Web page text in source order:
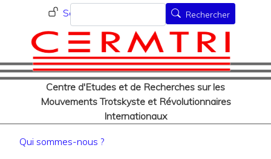
au
contenu
principal
Menu du compte de
Se connecter
Centre d'Etudes et de Recherches sur les
Mouvements Trotskyste et Révolutionnaires
Internationaux
Rechercher Rechercher
Navigation principale
Qui sommes-nous ?